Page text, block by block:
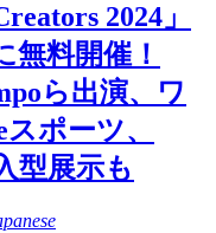
2024」
無料開催！
ら出演、ワ
ポーツ、
型展示も